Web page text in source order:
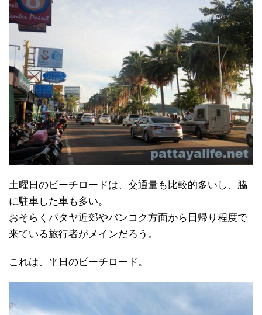
土曜日のビーチロードは、交通量も比較的多いし、脇
に駐車した車も多い。
おそらくパタヤ近郊やバンコク方面から日帰り程度で
来ている旅行者がメインだろう。
これは、平日のビーチロード。